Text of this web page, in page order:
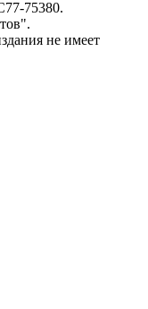
75380.
не имеет